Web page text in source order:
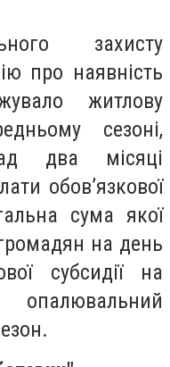
захисту
про наявність
житлову
сезоні,
два місяці
обов’язкової
сума якої
на день
субсидії на